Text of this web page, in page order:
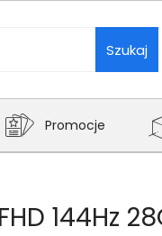
Szukaj
Promocje
144Hz